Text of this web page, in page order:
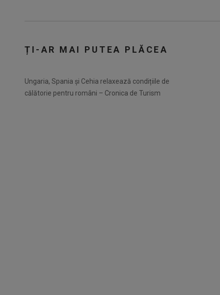
ȚI-AR MAI PUTEA PLĂCEA
Ungaria, Spania și Cehia relaxează condițiile de
călătorie pentru români – Cronica de Turism